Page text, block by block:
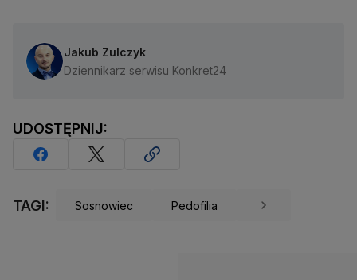
Jakub Zulczyk
Dziennikarz serwisu Konkret24
UDOSTĘPNIJ:
TAGI: Sosnowiec Pedofilia